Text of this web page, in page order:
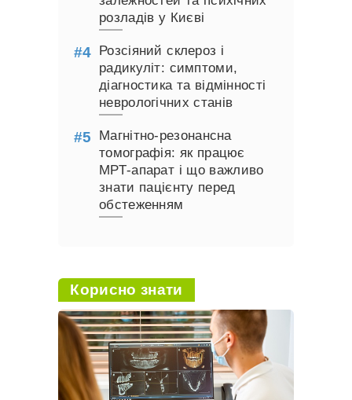
розладів у Києві
Розсіяний склероз і
радикуліт: симптоми,
діагностика та відмінності
неврологічних станів
Магнітно-резонансна
томографія: як працює
МРТ-апарат і що важливо
знати пацієнту перед
обстеженням
Корисно знати